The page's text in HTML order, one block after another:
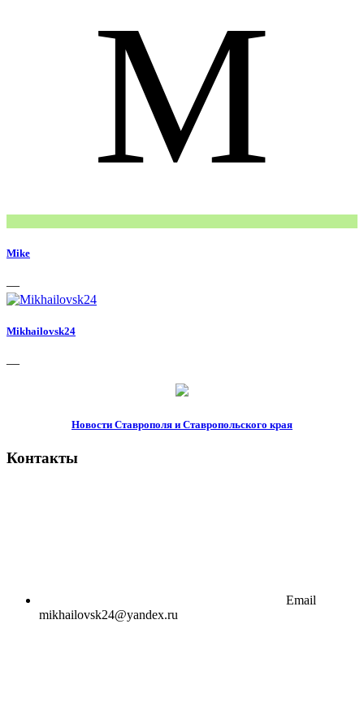
M
Mike
—
Mikhailovsk24
—
Новости Ставрополя и Ставропольского края
Контакты
Email
mikhailovsk24@yandex.ru